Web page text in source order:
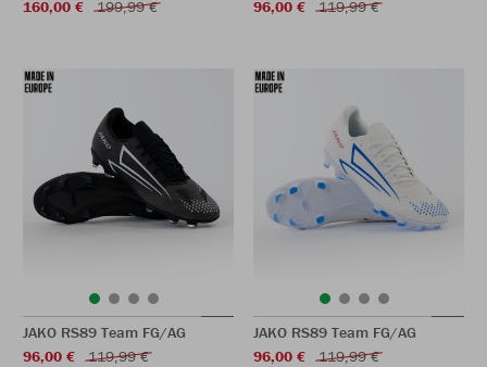
160,00 €
199,99 €
96,00 €
119,99 €
JAKO RS89 Team FG/AG
96,00 €
119,99 €
JAKO RS89 Team FG/AG
96,00 €
119,99 €